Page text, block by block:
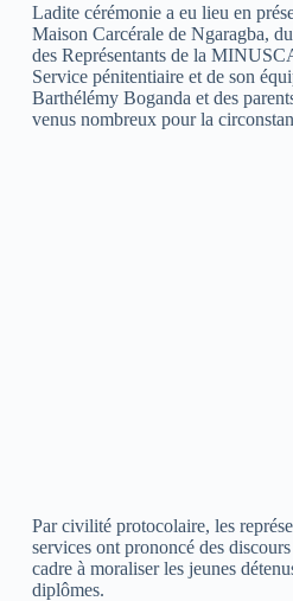
Ladite cérémonie a eu lieu en
Maison Carcérale de Ngaragba,
des Représentants de la
Service pénitentiaire et de son
Barthélémy Boganda et des
venus nombreux pour la
Par civilité protocolaire, les
services ont prononcé des
cadre à moraliser les jeunes
diplômes.